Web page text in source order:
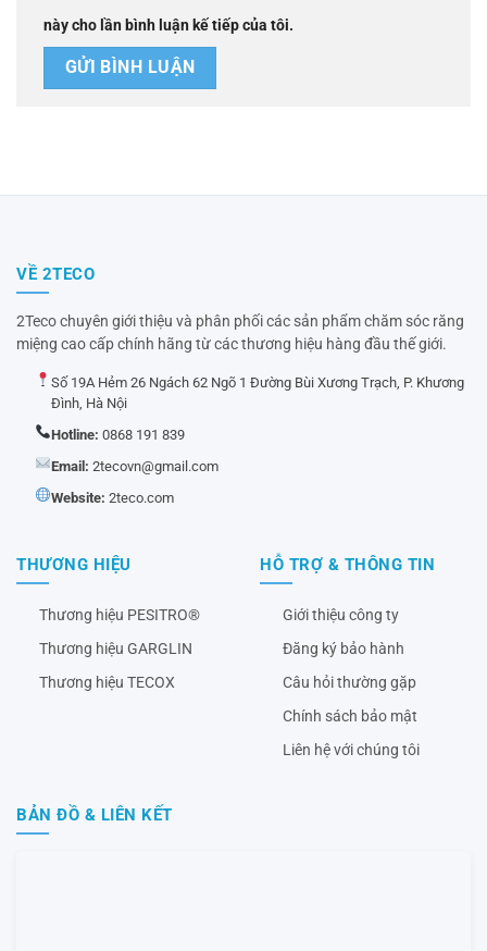
này cho lần bình luận kế tiếp của tôi.
VỀ 2TECO
2Teco chuyên giới thiệu và phân phối các sản phẩm chăm sóc răng
miệng cao cấp chính hãng từ các thương hiệu hàng đầu thế giới.
Số 19A Hẻm 26 Ngách 62 Ngõ 1 Đường Bùi Xương Trạch, P. Khương
Đình, Hà Nội
Hotline: 0868 191 839
Email: 2tecovn@gmail.com
Website: 2teco.com
THƯƠNG HIỆU
Thương hiệu PESITRO®
Thương hiệu GARGLIN
Thương hiệu TECOX
HỖ TRỢ & THÔNG TIN
Giới thiệu công ty
Đăng ký bảo hành
Câu hỏi thường gặp
Chính sách bảo mật
Liên hệ với chúng tôi
BẢN ĐỒ & LIÊN KẾT